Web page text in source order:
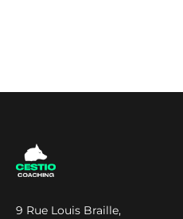
9 Rue Louis Braille,